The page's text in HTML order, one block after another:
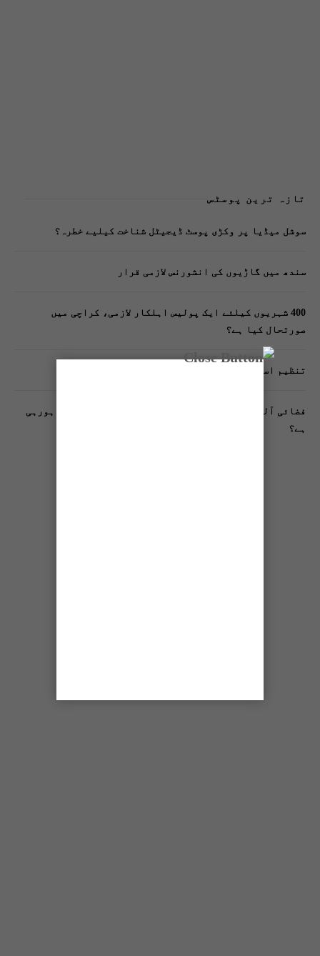
تازہ ترین پوسٹس
سوشل میڈیا پر وکڑی پوسٹ ڈیجیٹل شناخت کیلیے خطرہ؟
سندھ میں گاڑیوں کی انشورنس لازمی قرار
400 شہریوں کیلئے ایک پولیس اہلکار لازمی، کراچی میں
صورتحال کیا ہے؟
تنظیم اسلامی کے زیرِ اہتمام ملک گیر آگاہی مہم!
فضائی آلودگی انسانی دماغ کیلیے کیسے خطرناک ثابت ہورہی
ہے؟